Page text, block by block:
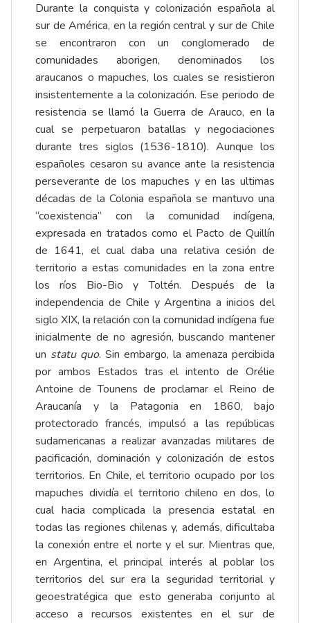
Durante la conquista y colonización española al
sur de América, en la región central y sur de Chile
se encontraron con un conglomerado de
comunidades aborigen, denominados los
araucanos o mapuches, los cuales se resistieron
insistentemente a la colonización. Ese periodo de
resistencia se llamó la Guerra de Arauco, en la
cual se perpetuaron batallas y negociaciones
durante tres siglos (1536-1810). Aunque los
españoles cesaron su avance ante la resistencia
perseverante de los mapuches y en las ultimas
décadas de la Colonia española se mantuvo una
“coexistencia” con la comunidad indígena,
expresada en tratados como el Pacto de Quillín
de 1641, el cual daba una relativa cesión de
territorio a estas comunidades en la zona entre
los ríos Bio-Bio y Toltén. Después de la
independencia de Chile y Argentina a inicios del
siglo XIX, la relación con la comunidad indígena fue
inicialmente de no agresión, buscando mantener
un statu quo. Sin embargo, la amenaza percibida
por ambos Estados tras el intento de Orélie
Antoine de Tounens de proclamar el Reino de
Araucanía y la Patagonia en 1860, bajo
protectorado francés, impulsó a las repúblicas
sudamericanas a realizar avanzadas militares de
pacificación, dominación y colonización de estos
territorios. En Chile, el territorio ocupado por los
mapuches dividía el territorio chileno en dos, lo
cual hacia complicada la presencia estatal en
todas las regiones chilenas y, además, dificultaba
la conexión entre el norte y el sur. Mientras que,
en Argentina, el principal interés al poblar los
territorios del sur era la seguridad territorial y
geoestratégica que esto generaba conjunto al
acceso a recursos existentes en el sur de